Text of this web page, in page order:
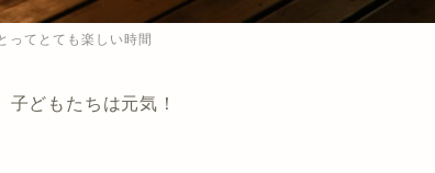
ってとても楽しい時間
どもたちは元気！